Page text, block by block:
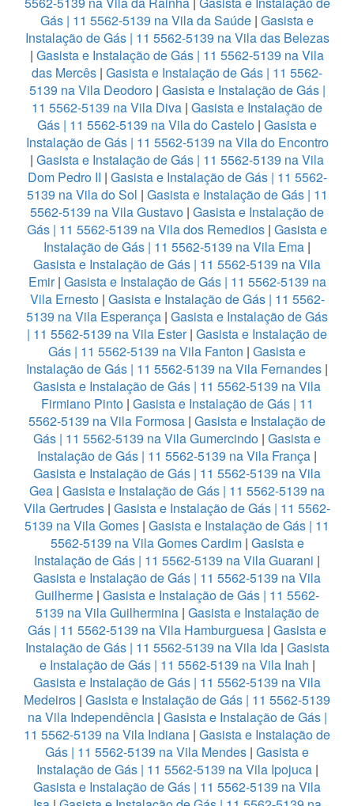
Gás | 11 5562-5139 na Vila da Saúde | Gasista e
Instalação de Gás | 11 5562-5139 na Vila das Belezas
| Gasista e Instalação de Gás | 11 5562-5139 na Vila
das Mercês | Gasista e Instalação de Gás | 11 5562-
5139 na Vila Deodoro| Gasista e Instalação de Gás |
11 5562-5139 na Vila Diva | Gasista e Instalação de
Gás | 11 5562-5139 na Vila do Castelo | Gasista e
Instalação de Gás | 11 5562-5139 na Vila do Encontro
| Gasista e Instalação de Gás | 11 5562-5139 na Vila
Dom Pedro II | Gasista e Instalação de Gás | 11 5562-
5139 na Vila do Sol | Gasista e Instalação de Gás | 11
5562-5139 na Vila Gustavo | Gasista e Instalação de
Gás | 11 5562-5139 na Vila dos Remedios | Gasista e
Instalação de Gás | 11 5562-5139 na Vila Ema |
Gasista e Instalação de Gás | 11 5562-5139 na Vila
Emir| Gasista e Instalação de Gás | 11 5562-5139 na
Vila Ernesto| Gasista e Instalação de Gás | 11 5562-
5139 na Vila Esperança | Gasista e Instalação de Gás
| 11 5562-5139 na Vila Ester| Gasista e Instalação de
Gás | 11 5562-5139 na Vila Fanton | Gasista e
Instalação de Gás | 11 5562-5139 na Vila Fernandes |
Gasista e Instalação de Gás | 11 5562-5139 na Vila
Firmiano Pinto| Gasista e Instalação de Gás | 11
5562-5139 na Vila Formosa | Gasista e Instalação de
Gás | 11 5562-5139 na Vila Gumercindo | Gasista e
Instalação de Gás | 11 5562-5139 na Vila França |
Gasista e Instalação de Gás | 11 5562-5139 na Vila
Gea | Gasista e Instalação de Gás | 11 5562-5139 na
Vila Gertrudes | Gasista e Instalação de Gás | 11 5562-
5139 na Vila Gomes | Gasista e Instalação de Gás | 11
5562-5139 na Vila Gomes Cardim| Gasista e
Instalação de Gás | 11 5562-5139 na Vila Guarani |
Gasista e Instalação de Gás | 11 5562-5139 na Vila
Guilherme | Gasista e Instalação de Gás | 11 5562-
5139 na Vila Guilhermina| Gasista e Instalação de
Gás | 11 5562-5139 na Vila Hamburguesa | Gasista e
Instalação de Gás | 11 5562-5139 na Vila Ida| Gasista
e Instalação de Gás | 11 5562-5139 na Vila Inah |
Gasista e Instalação de Gás | 11 5562-5139 na Vila
Medeiros | Gasista e Instalação de Gás | 11 5562-5139
na Vila Independência| Gasista e Instalação de Gás |
11 5562-5139 na Vila Indiana | Gasista e Instalação de
Gás | 11 5562-5139 na Vila Mendes | Gasista e
Instalação de Gás | 11 5562-5139 na Vila Ipojuca|
Gasista e Instalação de Gás | 11 5562-5139 na Vila